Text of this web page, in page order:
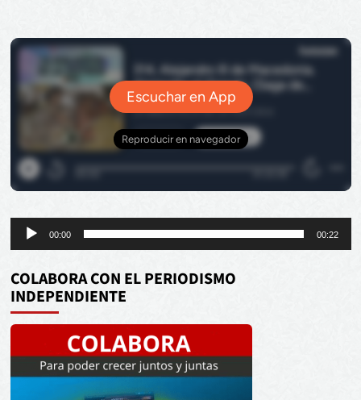
Reproductor
de
audio
00:00 00:22
COLABORA CON EL PERIODISMO
INDEPENDIENTE